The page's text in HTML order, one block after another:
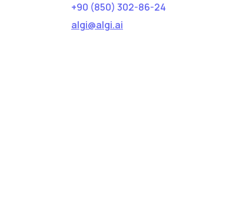
+90 (850) 302-86-24
algi@algi.ai